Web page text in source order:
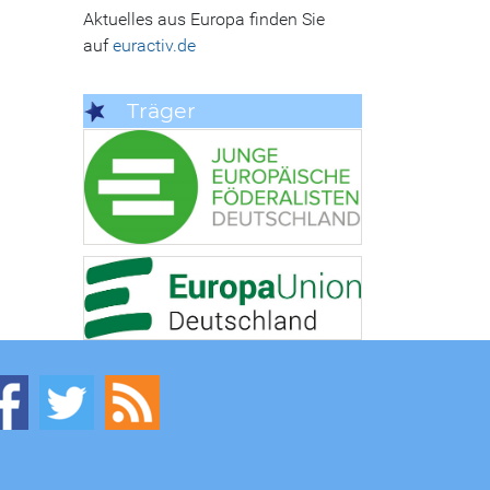
Aktuelles aus Europa finden Sie
aufeuractiv.de
Träger